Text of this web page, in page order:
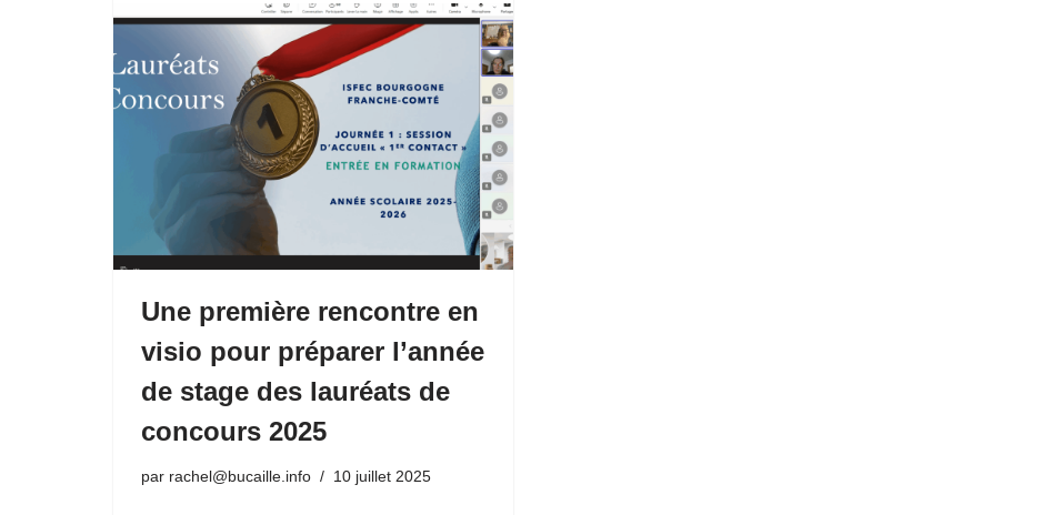
Une première rencontre en
visio pour préparer l’année
de stage des lauréats de
concours 2025
par rachel@bucaille.info 10 juillet 2025